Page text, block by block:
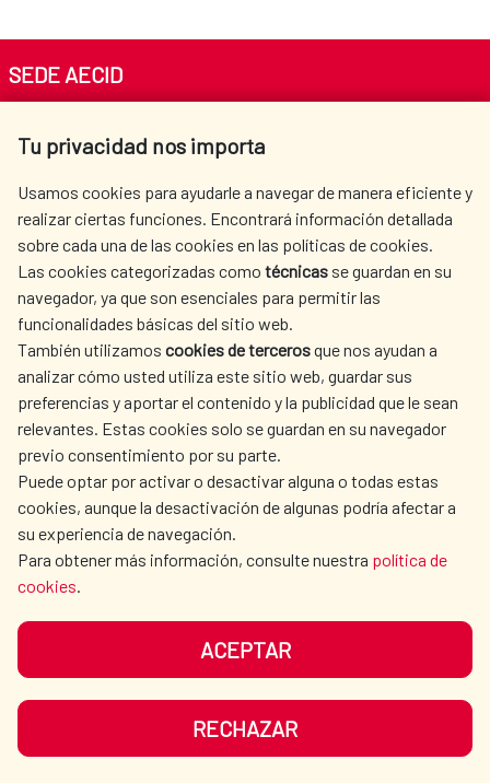
Tu privacidad nos importa
Usamos cookies para ayudarle a navegar de manera eficiente y
realizar ciertas funciones. Encontrará información detallada
sobre cada una de las cookies en las políticas de cookies.
Las cookies categorizadas como técnicas se guardan en su
navegador, ya que son esenciales para permitir las
funcionalidades básicas del sitio web.
También utilizamos cookies de tercerosque nos ayudan a
analizar cómo usted utiliza este sitio web, guardar sus
preferencias y aportar el contenido y la publicidad que le sean
relevantes. Estas cookies solo se guardan en su navegador
previo consentimiento por su parte.
Puede optar por activar o desactivar alguna o todas estas
cookies, aunque la desactivación de algunas podría afectar a
su experiencia de navegación.
Para obtener más información, consulte nuestra política de
cookies.
ACEPTAR
RECHAZAR
SEDE AECID
Tel. +34 900 20 30 54​​​​​​​
AECID
WHERE DO WE COOPERATE?
SPANISH HUMANITARIAN
ACTION
PRESS ROOM
CULTURE AND SCIENCE LIBRARY
OUR SOCIAL MEDIA
DATA PROTECTION
SITEMAP